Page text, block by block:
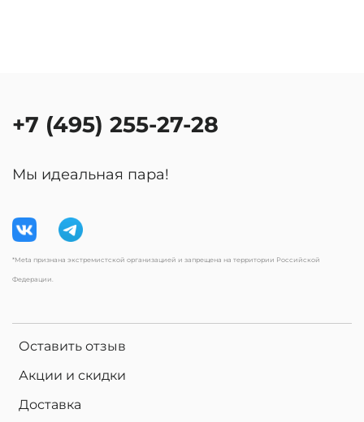
Оставить отзыв
Акции и скидки
Доставка
+7 (495) 255-27-28
Мы идеальная пара!
*Meta признана экстремистской организацией и запрещена на территории Российской
Федерации.